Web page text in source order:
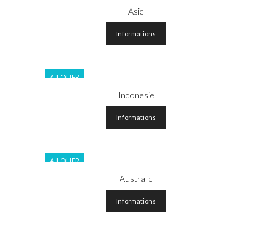
Asie
Informations
A LOUER
Indonesie
Informations
A LOUER
Australie
Informations